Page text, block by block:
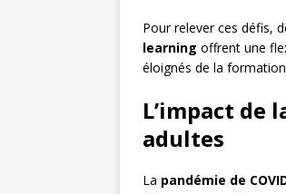
Pour relever ces défis,
learning offrent une
éloignés de la
L’impact de
adultes
La pandémie de